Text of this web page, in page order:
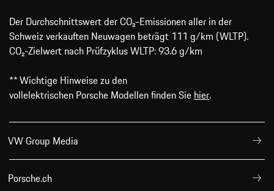
Der Durchschnittswert der CO₂-Emissionen aller in der
Schweiz verkauften Neuwagen beträgt 111 g/km (WLTP).
CO₂-Zielwert nach Prüfzyklus WLTP: 93.6 g/km
** Wichtige Hinweise zu den
vollelektrischen Porsche Modellen finden Sie hier.
VW Group Media
Porsche.ch